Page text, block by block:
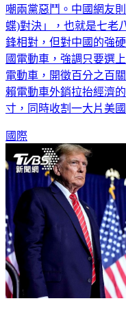
嘲兩黨惡鬥。中國網友
蝶)對決」，也就是七老
鋒相對，但對中國的強
國電動車，強調只要選
電動車，開徵百分之百
賴電動車外銷拉抬經濟
寸，同時收割一大片美國
國際